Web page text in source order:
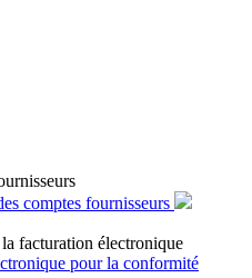
comptes fournisseurs
facturation électronique
pour la conformité